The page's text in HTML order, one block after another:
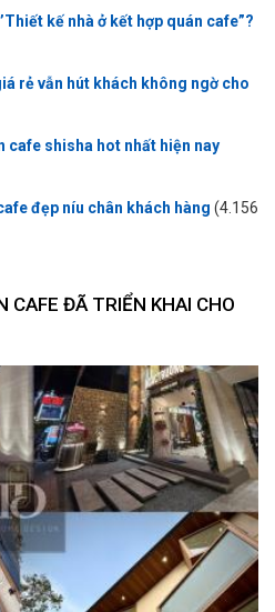
kế nhà ở kết hợp quán cafe”?
rẻ vẫn hút khách không ngờ cho
cafe shisha hot nhất hiện nay
đẹp níu chân khách hàng (4.156
CAFE ĐÃ TRIỂN KHAI CHO